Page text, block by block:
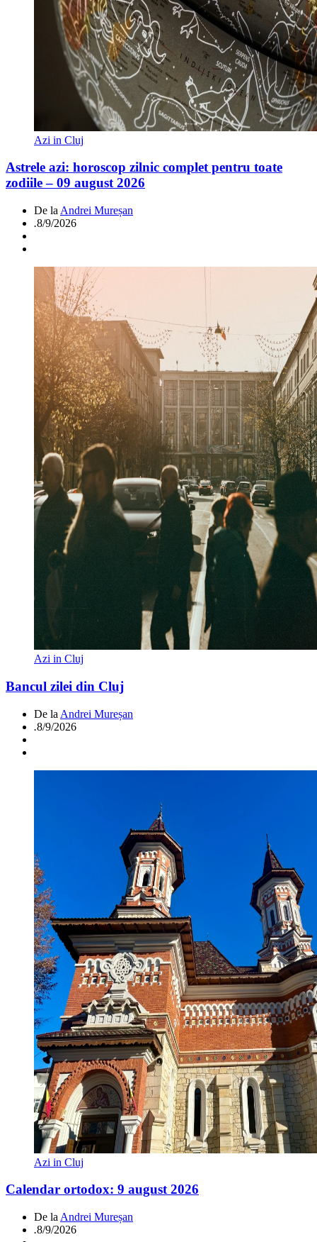
Azi in Cluj
Astrele azi: horoscop zilnic complet pentru toate
zodiile – 09 august 2026
De la Andrei Mureșan
.8/9/2026
Azi in Cluj
Bancul zilei din Cluj
De la Andrei Mureșan
.8/9/2026
Azi in Cluj
Calendar ortodox: 9 august 2026
De la Andrei Mureșan
.8/9/2026